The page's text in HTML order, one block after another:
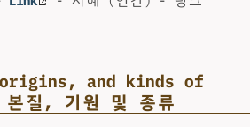
and kinds of
본질, 기원 및 종류